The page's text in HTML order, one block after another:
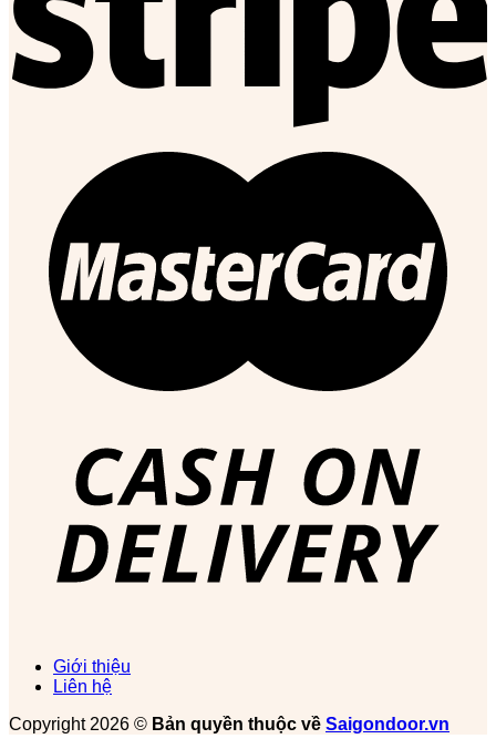
Giới thiệu
Liên hệ
Copyright 2026 © Bản quyền thuộc về Saigondoor.vn